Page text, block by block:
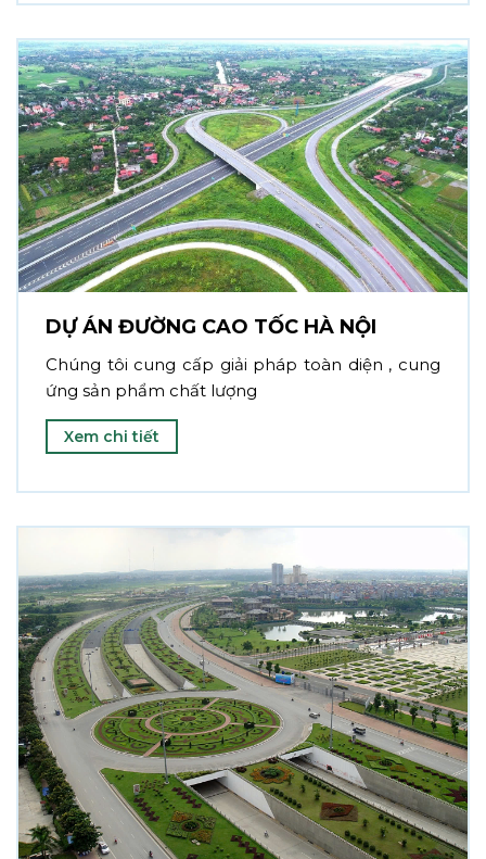
DỰ ÁN ĐƯỜNG CAO TỐC HÀ NỘI
Chúng tôi cung cấp giải pháp toàn diện , cung
ứng sản phẩm chất lượng
Xem chi tiết